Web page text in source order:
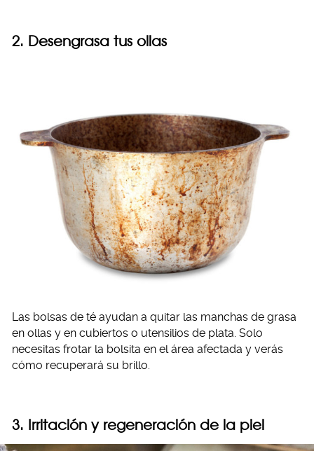
2. Desengrasa tus ollas
Las bolsas de té ayudan a quitar las manchas de grasa
en ollas y en cubiertos o utensilios de plata. Solo
necesitas frotar la bolsita en el área afectada y verás
cómo recuperará su brillo.
3. Irritación y regeneración de la piel